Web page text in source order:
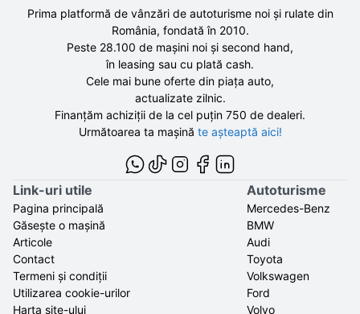
Prima platformă de vânzări de autoturisme noi și rulate din
România, fondată în 2010.
Peste 28.100 de mașini noi și second hand,
în leasing sau cu plată cash.
Cele mai bune oferte din piața auto,
actualizate zilnic.
Finanțăm achiziții de la cel puțin 750 de dealeri.
Următoarea ta mașină te așteaptă aici!
Link-uri utile
Pagina principală
Găsește o mașină
Articole
Contact
Termeni și condiții
Utilizarea cookie-urilor
Harta site-ului
Autoturisme
Mercedes-Benz
BMW
Audi
Toyota
Volkswagen
Ford
Volvo